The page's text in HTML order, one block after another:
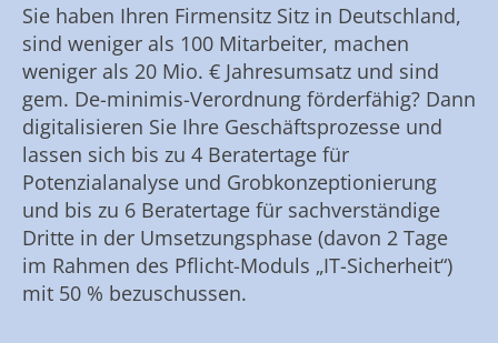
Sie haben Ihren Firmensitz Sitz in Deutschland,
sind weniger als 100 Mitarbeiter, machen
weniger als 20 Mio. € Jahresumsatz und sind
gem. De-minimis-Verordnung förderfähig? Dann
digitalisieren Sie Ihre Geschäftsprozesse und
lassen sich bis zu 4 Beratertage für
Potenzialanalyse und Grobkonzeptionierung
und bis zu 6 Beratertage für sachverständige
Dritte in der Umsetzungsphase (davon 2 Tage
im Rahmen des Pflicht-Moduls „IT-Sicherheit“)
mit 50 % bezuschussen.